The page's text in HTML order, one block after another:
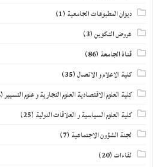
ديوان المطبوعات الجامعية (1)
عروض التكوين(3)
قناة الجامعة (86)
كلية الاعلام و الاتصال(35)
كلية العلوم الاقتصادية العلوم التجارية و علوم التسيير(54)
كلية العلوم السياسية و العلاقات الدولية (25)
لجنة الشؤون الاجتماعية (7)
لقاءات(20)